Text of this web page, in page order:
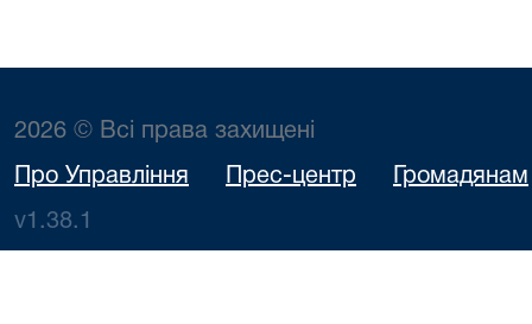
2026 © Всі права захищені
Про Управління Прес-центр Громадянам
v1.38.1